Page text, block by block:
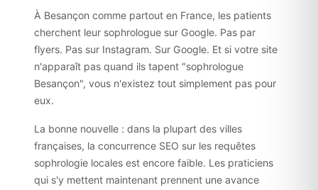
À Besançon comme partout en France, les patients
cherchent leur sophrologue sur Google. Pas par
flyers. Pas sur Instagram. Sur Google. Et si votre site
n'apparaît pas quand ils tapent "sophrologue
Besançon", vous n'existez tout simplement pas pour
eux.
La bonne nouvelle : dans la plupart des villes
françaises, la concurrence SEO sur les requêtes
sophrologie locales est encore faible. Les praticiens
qui s'y mettent maintenant prennent une avance